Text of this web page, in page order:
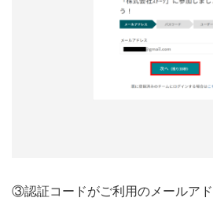
③認証コードがご利用のメールアド